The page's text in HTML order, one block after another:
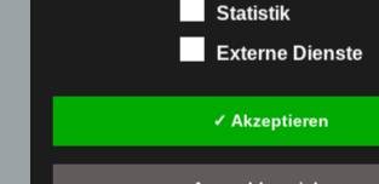
und Informationen, die der
Angriffen auf unsere
Informationen ziehen wird keine
betroffene Person. Diese Informationen
Statistik
Externe Dienste
✓ Akzeptieren